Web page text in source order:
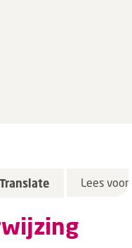
Translate Lees voor